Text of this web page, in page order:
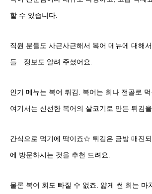
할 수 있습니다.
직원 분들도 사근사근해서 복어 메뉴에 대해
들 정보도 알려 주셨어요.
인기 메뉴는 복어 튀김. 복어는 회나 전골로
여기서는 신선한 복어의 살코기로 만든 튀김
간식으로 먹기에 딱이죠☆ 튀김은 금방 매진
에 방문하시는 것을 추천 드려요.
물론 복어 회도 빠질 수 없죠. 얇게 썬 회는 마